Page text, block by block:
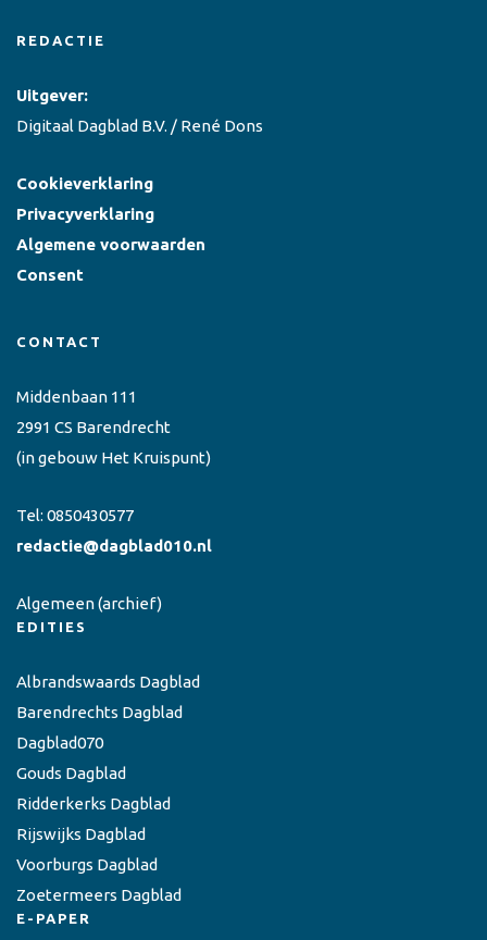
REDACTIE
Uitgever:
Digitaal Dagblad B.V. / René Dons
Cookieverklaring
Privacyverklaring
Algemene voorwaarden
Consent
CONTACT
Middenbaan 111
2991 CS Barendrecht
(in gebouw Het Kruispunt)
Tel: 0850430577
redactie@dagblad010.nl
Algemeen(archief)
EDITIES
Albrandswaards Dagblad
Barendrechts Dagblad
Dagblad070
Gouds Dagblad
Ridderkerks Dagblad
Rijswijks Dagblad
Voorburgs Dagblad
Zoetermeers Dagblad
E-PAPER